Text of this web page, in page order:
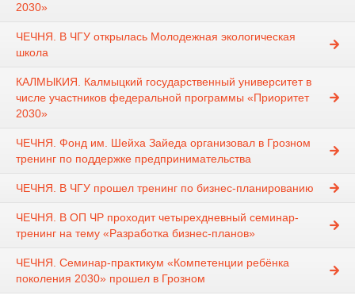
2030»
ЧЕЧНЯ. В ЧГУ открылась Молодежная экологическая
школа
КАЛМЫКИЯ. Калмыцкий государственный университет в
числе участников федеральной программы «Приоритет
2030»
ЧЕЧНЯ. Фонд им. Шейха Зайеда организовал в Грозном
тренинг по поддержке предпринимательства
ЧЕЧНЯ. В ЧГУ прошел тренинг по бизнес-планированию
ЧЕЧНЯ. В ОП ЧР проходит четырехдневный семинар-
тренинг на тему «Разработка бизнес-планов»
ЧЕЧНЯ. Семинар-практикум «Компетенции ребёнка
поколения 2030» прошел в Грозном